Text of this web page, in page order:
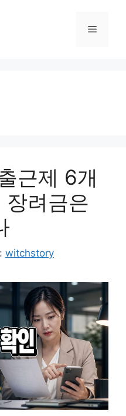
메
근제 6개
장려금은
witchstory